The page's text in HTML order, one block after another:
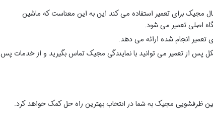
مجیک برای تعمیر استفاده می کند این به این معناست که ماشین
اصلی تعمیر می شود.
تعمیر انجام شده ارائه می دهد.
پس از تعمیر می توانید با نمایندگی مجیک تماس بگیرید و از خدمات پس
ظرفشویی مجیک به شما در انتخاب بهترین راه حل کمک خواهد کرد.